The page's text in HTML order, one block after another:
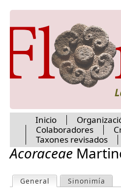
Acoraceae
P
General (active tab)
Sinonimía
M
Inicio
Colaboradores
Taxones revisados